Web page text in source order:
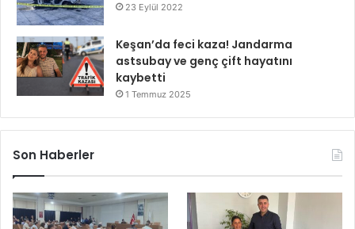
23 Eylül 2022
Keşan’da feci kaza! Jandarma
astsubay ve genç çift hayatını
kaybetti
1 Temmuz 2025
Son Haberler